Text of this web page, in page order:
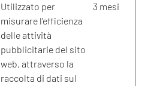
Utilizzato per
misurare l'efficienza
delle attività
pubblicitarie del sito
web, attraverso la
raccolta di dati sul
3 mesi